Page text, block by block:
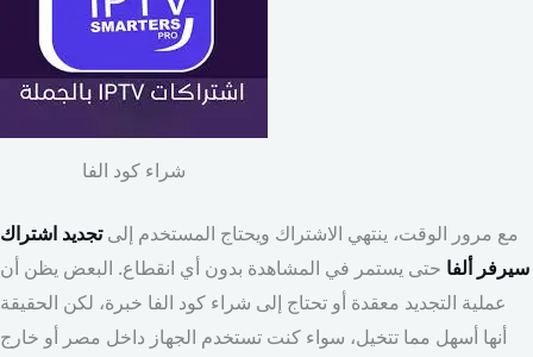
شراء كود الفا
مع مرور الوقت، ينتهي الاشتراك ويحتاج المستخدم إلىتجديد اشتراك
سيرفر ألفا حتى يستمر في المشاهدة بدون أي انقطاع. البعض يظن أن
عملية التجديد معقدة أو تحتاج إلى شراء كود الفا خبرة، لكن الحقيقة
أنها أسهل مما تتخيل، سواء كنت تستخدم الجهاز داخل مصر أو خارج